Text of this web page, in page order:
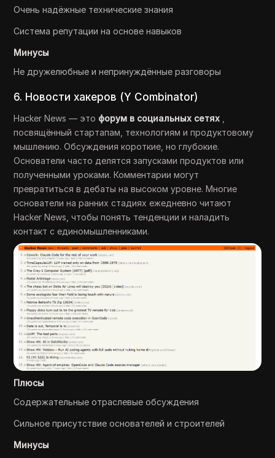
Очень надёжные технические знания
Система репутации на основе навыков
Минусы
Не дружелюбные и непринуждённые разговоры
6. Новости хакеров (Y Combinator)
Hacker News — это форум в социальных сетях
посвящённый стартапам, технологиям и продуктовому
мышлению. Обсуждения короткие, но глубокие.
Основатели часто делятся запусками продуктов или
полученными уроками. Комментарии могут
превратиться в дебаты на высоком уровне. Многие
основатели на ранних стадиях ежедневно читают
Hacker News, чтобы понять тенденции и наладить
контакт с единомышленниками.
Плюсы
Содержательные отраслевые обсуждения
Сильное присутствие основателей и строителей
Минусы